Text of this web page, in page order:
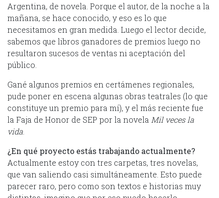
Argentina, de novela. Porque el autor, de la noche a la
mañana, se hace conocido, y eso es lo que
necesitamos en gran medida. Luego el lector decide,
sabemos que libros ganadores de premios luego no
resultaron sucesos de ventas ni aceptación del
público.
Gané algunos premios en certámenes regionales,
pude poner en escena algunas obras teatrales (lo que
constituye un premio para mí), y el más reciente fue
la Faja de Honor de SEP por la novela Mil veces la
vida
¿En qué proyecto estás trabajando actualmente?
Actualmente estoy con tres carpetas, tres novelas,
que van saliendo casi simultáneamente. Esto puede
parecer raro, pero como son textos e historias muy